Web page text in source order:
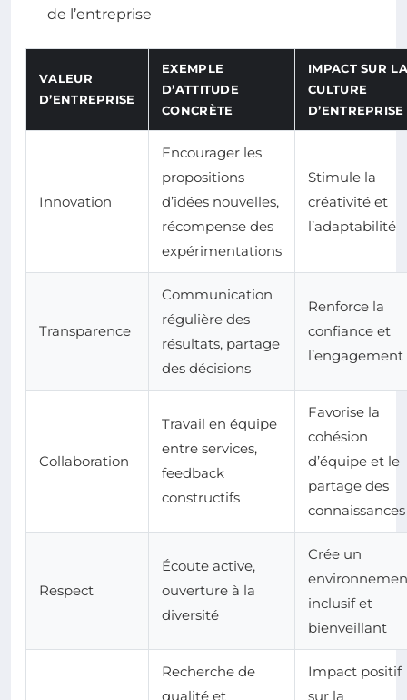
de l’entreprise
VALEUR
D’ENTREPRISE
EXEMPLE
D’ATTITUDE
CONCRÈTE
IMPACT SUR LA
CULTURE
D’ENTREPRISE
Innovation
Encourager les
propositions
d’idées nouvelles,
récompense des
expérimentations
Stimule la
créativité et
l’adaptabilité
Transparence
Communication
régulière des
résultats, partage
des décisions
Renforce la
confiance et
l’engagement
Collaboration
Travail en équipe
entre services,
feedback
constructifs
Favorise la
cohésion
d’équipe et le
partage des
connaissances
Respect
Écoute active,
ouverture à la
diversité
Crée un
inclusif et
bienveillant
Recherche de
qualité et
Impact positif
sur la